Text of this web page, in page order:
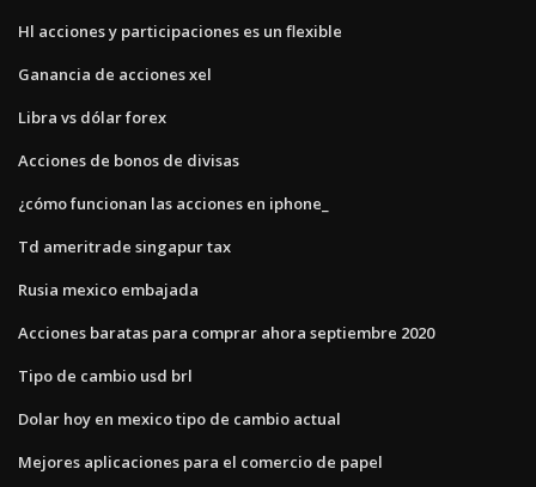
Hl acciones y participaciones es un flexible
Ganancia de acciones xel
Libra vs dólar forex
Acciones de bonos de divisas
¿cómo funcionan las acciones en iphone_
Td ameritrade singapur tax
Rusia mexico embajada
Acciones baratas para comprar ahora septiembre 2020
Tipo de cambio usd brl
Dolar hoy en mexico tipo de cambio actual
Mejores aplicaciones para el comercio de papel